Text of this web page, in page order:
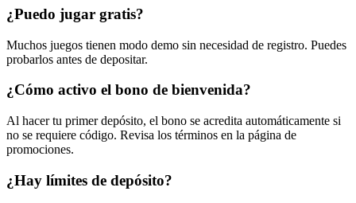
¿Puedo jugar gratis?
Muchos juegos tienen modo demo sin necesidad de registro. Puedes
probarlos antes de depositar.
¿Cómo activo el bono de bienvenida?
Al hacer tu primer depósito, el bono se acredita automáticamente si
no se requiere código. Revisa los términos en la página de
promociones.
¿Hay límites de depósito?